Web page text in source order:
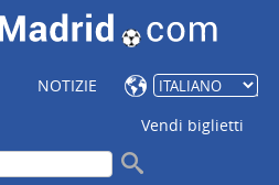
NOTIZIE
Vendi biglietti